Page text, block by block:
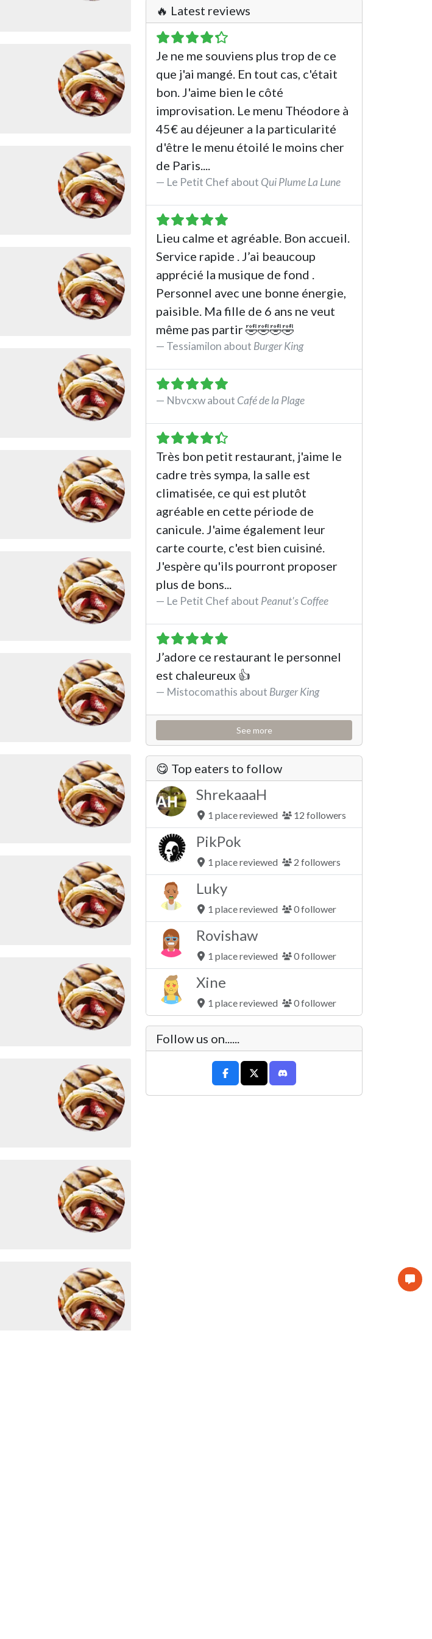
🔥 Latest reviews
Je ne me souviens plus trop de ce
que j'ai mangé. En tout cas, c'était
bon. J'aime bien le côté
improvisation. Le menu Théodore à
45€ au déjeuner a la particularité
d'être le menu étoilé le moins cher
de Paris....
Le Petit Chef about Qui Plume La Lune
See the review
Lieu calme et agréable. Bon accueil.
Service rapide . J’ai beaucoup
apprécié la musique de fond .
Personnel avec une bonne énergie,
paisible. Ma fille de 6 ans ne veut
même pas partir 🤣🤣🤣🤣
Tessiamilon about Burger King
See the review
Nbvcxw about Café de la Plage
See the review
Très bon petit restaurant, j'aime le
cadre très sympa, la salle est
climatisée, ce qui est plutôt
agréable en cette période de
canicule. J'aime également leur
carte courte, c'est bien cuisiné.
J'espère qu'ils pourront proposer
plus de bons...
Le Petit Chef about Peanut's Coffee
See the review
J’adore ce restaurant le personnel
est chaleureux 👍
Mistocomathis about Burger King
See the review
See more
😋 Top eaters to follow
ShrekaaaH
1 place reviewed 12 followers
PikPok
1 place reviewed 2 followers
Luky
1 place reviewed 0 follower
Rovishaw
1 place reviewed 0 follower
Xine
1 place reviewed 0 follower
Follow us on......